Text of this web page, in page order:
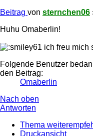
Beitrag von sternchen06
Huhu Omaberlin!
ich freu mich
Folgende Benutzer
den Beitrag:
Omaberlin
Nach oben
Antworten
Thema
Druckansicht